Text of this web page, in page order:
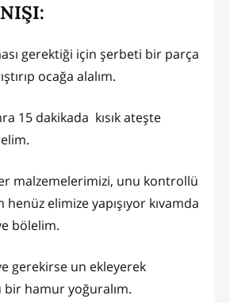
gerektiği için şerbeti bir parça
ocağa alalım.
15 dakikada kısık ateşte
malzemelerimizi, unu kontrollü
elimize yapışıyor kıvamda
bölelim.
gerekirse un ekleyerek
hamur yoğuralım.